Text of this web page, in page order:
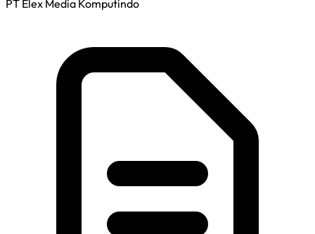
PT Elex Media Komputindo